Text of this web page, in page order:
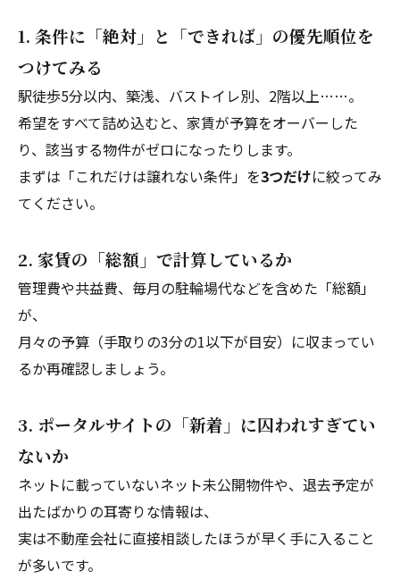
1. 条件に「絶対」と「できれば」の優先順位を
つけてみる
駅徒歩5分以内、築浅、バストイレ別、2階以上……。
希望をすべて詰め込むと、家賃が予算をオーバーした
り、該当する物件がゼロになったりします。
まずは「これだけは譲れない条件」を3つだけに絞ってみ
てください。
2. 家賃の「総額」で計算しているか
管理費や共益費、毎月の駐輪場代などを含めた「総額」
が、
月々の予算（手取りの3分の1以下が目安）に収まってい
るか再確認しましょう。
3. ポータルサイトの「新着」に囚われすぎてい
ないか
ネットに載っていないネット未公開物件や、退去予定が
出たばかりの耳寄りな情報は、
実は不動産会社に直接相談したほうが早く手に入ること
が多いです。